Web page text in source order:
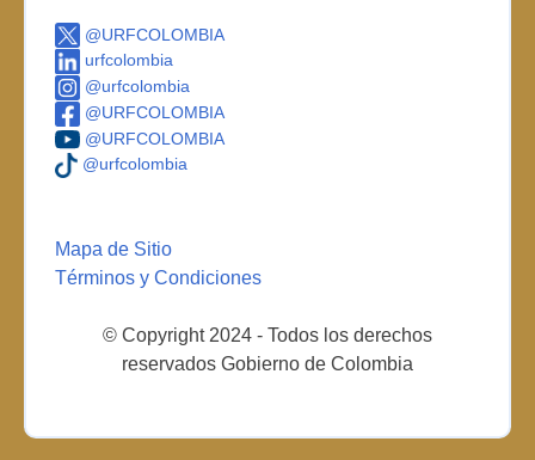
@URFCOLOMBIA
urfcolombia
@urfcolombia
@URFCOLOMBIA
@URFCOLOMBIA
@urfcolombia
Mapa de Sitio
Términos y Condiciones
© Copyright 2024 - Todos los derechos
reservados Gobierno de Colombia